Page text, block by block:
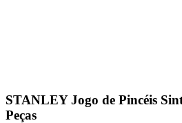
STANLEY Jogo de Pincéis
Peças